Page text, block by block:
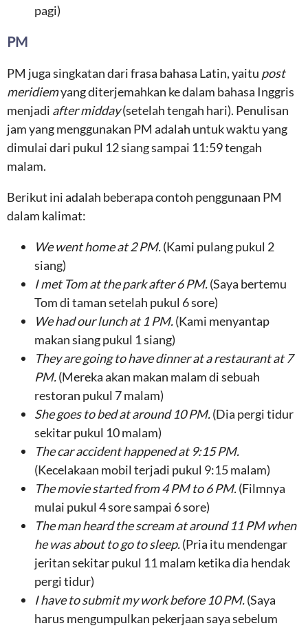
pagi)
PM
PM juga singkatan dari frasa bahasa Latin, yaitu post
meridiemyang diterjemahkan ke dalam bahasa Inggris
menjadi after midday(setelah tengah hari). Penulisan
jam yang menggunakan PM adalah untuk waktu yang
dimulai dari pukul 12 siang sampai 11:59 tengah
malam.
Berikut ini adalah beberapa contoh penggunaan PM
dalam kalimat:
We went home at 2 PM.(Kami pulang pukul 2
siang)
I met Tom at the park after 6 PM.(Saya bertemu
Tom di taman setelah pukul 6 sore)
We had our lunch at 1 PM.(Kami menyantap
makan siang pukul 1 siang)
They are going to have dinner at a restaurant at 7
PM.(Mereka akan makan malam di sebuah
restoran pukul 7 malam)
She goes to bed at around 10 PM.(Dia pergi tidur
sekitar pukul 10 malam)
The car accident happened at 9:15 PM.
(Kecelakaan mobil terjadi pukul 9:15 malam)
The movie started from 4 PM to 6 PM.(Filmnya
mulai pukul 4 sore sampai 6 sore)
The man heard the scream at around 11 PM when
he was about to go to sleep.(Pria itu mendengar
jeritan sekitar pukul 11 malam ketika dia hendak
pergi tidur)
I have to submit my work before 10 PM.(Saya
harus mengumpulkan pekerjaan saya sebelum